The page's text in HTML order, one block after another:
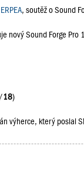
ERPEA, soutěž o Sound
nový Sound Forge Pro
/18)
výherce, který poslal